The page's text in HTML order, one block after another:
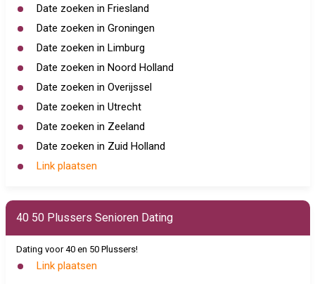
Date zoeken in Friesland
Date zoeken in Groningen
Date zoeken in Limburg
Date zoeken in Noord Holland
Date zoeken in Overijssel
Date zoeken in Utrecht
Date zoeken in Zeeland
Date zoeken in Zuid Holland
Link plaatsen
40 50 Plussers Senioren Dating
Dating voor 40 en 50 Plussers!
Link plaatsen